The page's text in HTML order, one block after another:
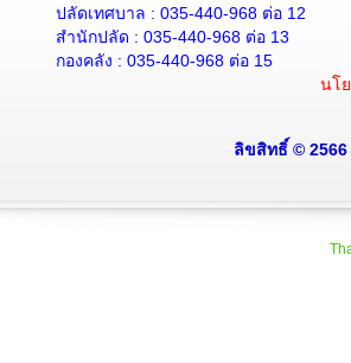
ปลัดเทศบาล : 035-440-968 ต่อ 12
สำนักปลัด : 035-440-968 ต่อ 13
กองคลัง : 035-440-968 ต่อ 15
นโ
ลิขสิทธิ์ © 2566